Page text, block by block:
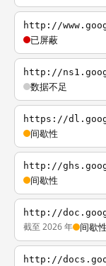
http://
已屏蔽
http://
数据不足
https://
间歇性
http://
间歇性
http://
截至 2026 年 间歇性
http://